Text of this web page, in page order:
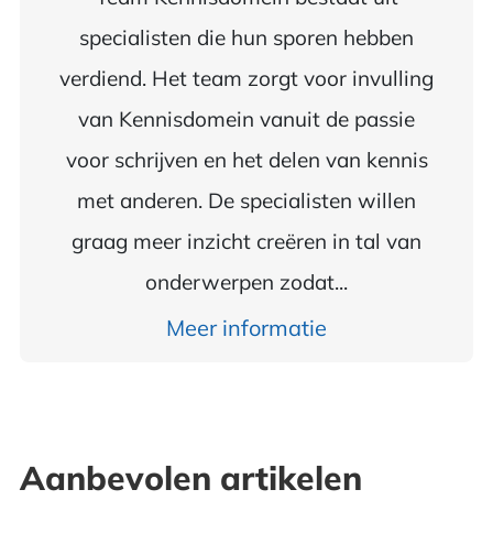
specialisten die hun sporen hebben
verdiend. Het team zorgt voor invulling
van Kennisdomein vanuit de passie
voor schrijven en het delen van kennis
met anderen. De specialisten willen
graag meer inzicht creëren in tal van
onderwerpen zodat...
Meer informatie
Aanbevolen artikelen